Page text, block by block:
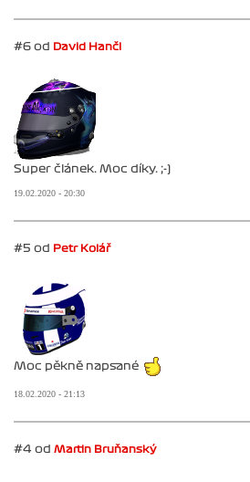
#6 od David Hančl
Super článek. Moc díky. ;-)
19.02.2020 - 20:30
#5 od Petr Kolář
Moc pěkně napsané
18.02.2020 - 21:13
#4 od Martin Bruňanský